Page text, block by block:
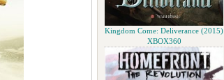
Kingdom Come: Deliverance (2015)
XBOX360